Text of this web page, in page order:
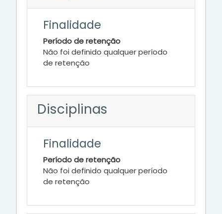
Finalidade
Período de retenção
Não foi definido qualquer período
de retenção
Disciplinas
Finalidade
Período de retenção
Não foi definido qualquer período
de retenção